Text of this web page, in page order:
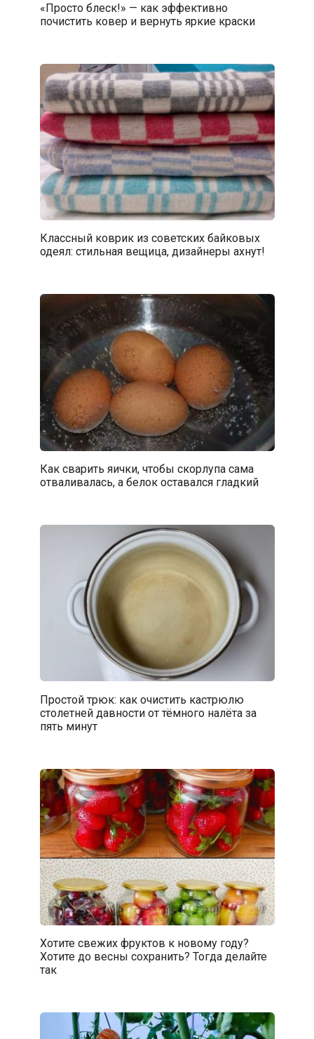
«Просто блеск!» — как эффективно
почистить ковер и вернуть яркие краски
Классный коврик из советских байковых
одеял: стильная вещица, дизайнеры ахнут!
Как сварить яички, чтобы скорлупа сама
отваливалась, а белок оставался гладкий
Простой трюк: как очистить кастрюлю
столетней давности от тёмного налёта за
пять минут
Хотите свежих фруктов к новому году?
Хотите до весны сохранить? Тогда делайте
так